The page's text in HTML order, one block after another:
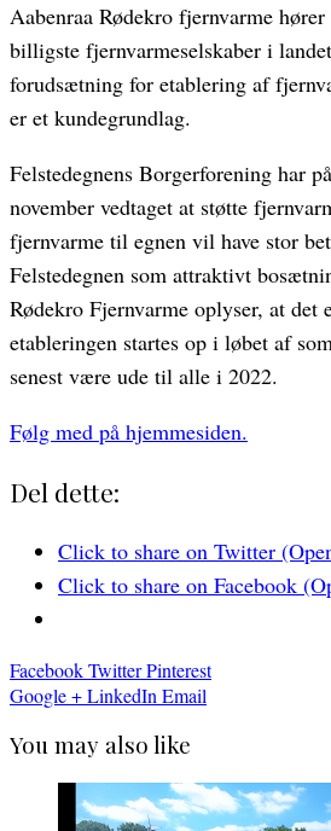
Aabenraa Rødekro fjernvarme
billigste fjernvarmeselskaber i
forudsætning for etablering af
er et kundegrundlag.
Felstedegnens Borgerforening har
november vedtaget at støtte
fjernvarme til egnen vil have stor
Felstedegnen som attraktivt
Rødekro Fjernvarme oplyser, at det
etableringen startes op i løbet af
senest være ude til alle i 2022.
Følg med på hjemmesiden.
Del dette:
Click to share on Twitter
Click to share on Facebook
FacebookTwitterPinterest
Google +LinkedIn Email
You may also like